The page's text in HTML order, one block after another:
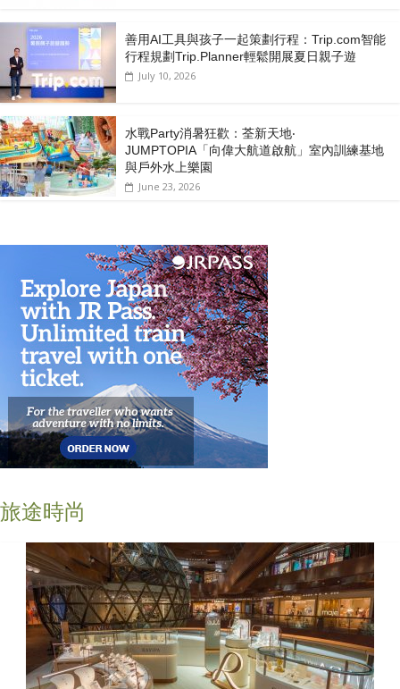
善用AI工具與孩子一起策劃行程：Trip.com智能
行程規劃Trip.Planner輕鬆開展夏日親子遊
July 10, 2026
水戰Party消暑狂歡：荃新天地‧
JUMPTOPIA「向偉大航道啟航」室內訓練基地
與戶外水上樂園
June 23, 2026
旅途時尚